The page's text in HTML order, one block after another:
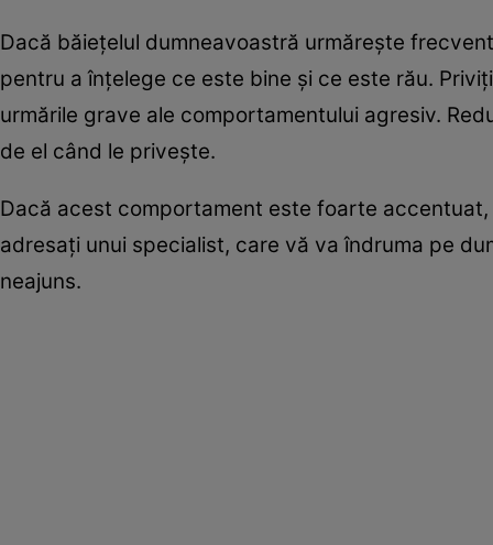
Dacă băieţelul dumneavoastră urmăreşte
pentru a înţelege ce este bine şi ce este rău.
urmările grave ale comportamentului agresiv.
de el când le priveşte.
Dacă acest comportament este foarte
adresaţi unui specialist, care vă va îndruma pe
neajuns.